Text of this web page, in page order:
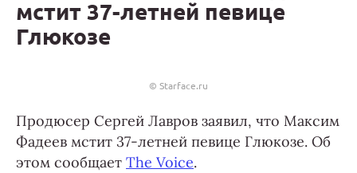
мстит 37-летней певице
Глюкозе
© Starface.ru
Продюсер Сергей Лавров заявил, что Максим
Фадеев мстит 37-летней певице Глюкозе. Об
этом сообщает The Voice.